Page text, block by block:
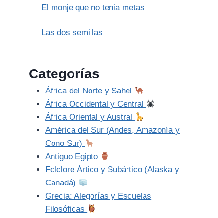
El monje que no tenia metas
Las dos semillas
Categorías
África del Norte y Sahel
África Occidental y Central
África Oriental y Austral
América del Sur (Andes, Amazonía y
Cono Sur)
Antiguo Egipto
Folclore Ártico y Subártico (Alaska y
Canadá)
Grecia: Alegorías y Escuelas
Filosóficas